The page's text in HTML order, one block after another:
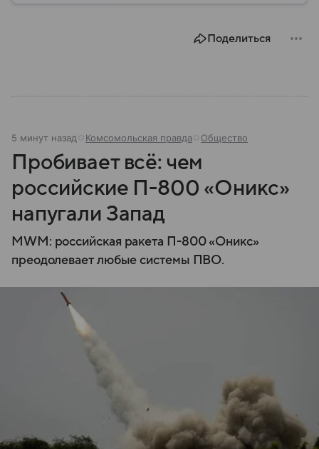
Поделиться
5 минут назад Комсомольская правда Общество
Пробивает всё: чем
российские П-800 «Оникс»
напугали Запад
MWM: российская ракета П-800 «Оникс»
преодолевает любые системы ПВО.